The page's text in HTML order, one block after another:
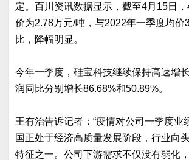
定。百川资讯数据显示，截至4月15日
价为2.78万元/吨，与2022年一季度均价
比，降幅明显。
今年一季度，硅宝科技继续保持高速增
润同比分别增长86.68%和50.89%。
王有治告诉记者：“疫情对公司一季度业
国正处于经济高质量发展阶段，行业向
特征之一。公司下游需求不仅没有弱化